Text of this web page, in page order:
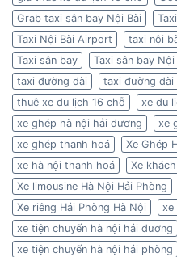
Grab taxi sân bay Nội Bài
Taxi Nội Bài Airport
taxi nội
Taxi sân bay
Taxi sân bay Nội
taxi đường dài
taxi đường dài
thuê xe du lịch 16 chỗ
xe du
xe ghép hà nội hải dương
xe
xe ghép thanh hoá
Xe Ghép
xe hà nội thanh hoá
Xe
Xe limousine Hà Nội Hải Phòng
Xe riêng Hải Phòng Hà Nội
xe
xe tiện chuyến hà nội hải dương
xe tiện chuyến hà nội hải phòng